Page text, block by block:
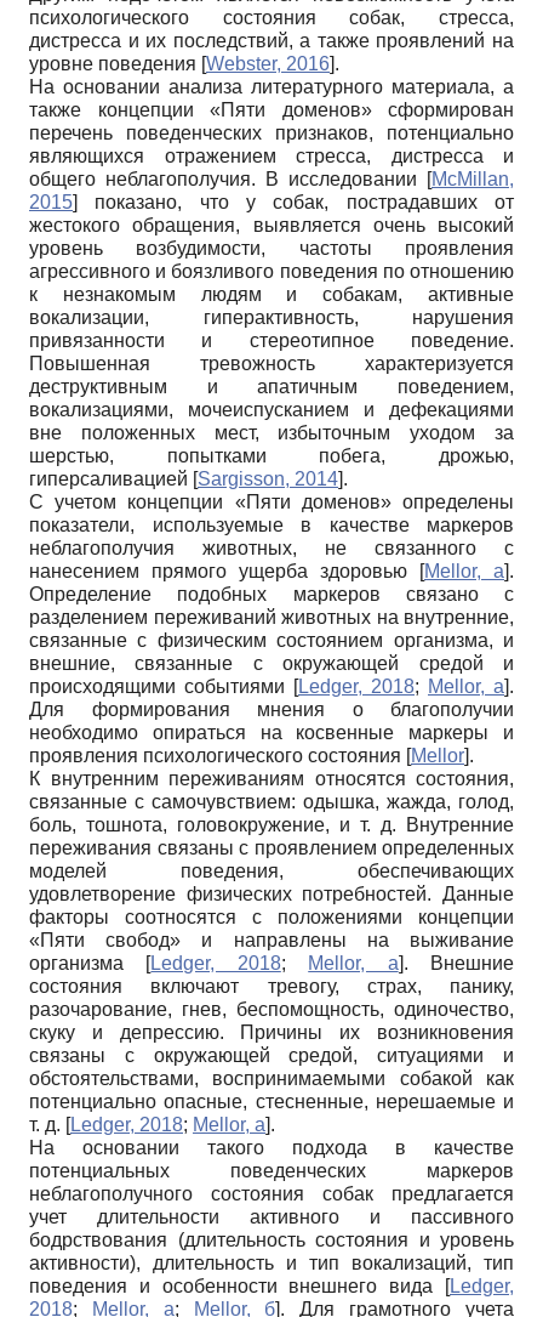
психологического состояния собак, стресса,
дистресса и их последствий, а также проявлений на
уровне поведения [Webster, 2016].
На основании анализа литературного материала, а
также концепции «Пяти доменов» сформирован
перечень поведенческих признаков, потенциально
являющихся отражением стресса, дистресса и
общего неблагополучия. В исследовании
[McMillan,
2015]
показано, что у собак, пострадавших от
жестокого обращения, выявляется очень высокий
уровень возбудимости, частоты проявления
агрессивного и боязливого поведения по отношению
к незнакомым людям и собакам, активные
вокализации, гиперактивность, нарушения
привязанности и стереотипное поведение.
Повышенная тревожность характеризуется
деструктивным и апатичным поведением,
вокализациями, мочеиспусканием и дефекациями
вне положенных мест, избыточным уходом за
шерстью, попытками побега, дрожью,
гиперсаливацией [Sargisson, 2014].
С учетом концепции «Пяти доменов» определены
показатели, используемые в качестве маркеров
неблагополучия животных, не связанного с
нанесением прямого ущерба здоровью
[Mellor, а].
Определение подобных маркеров связано с
разделением переживаний животных на внутренние,
связанные с физическим состоянием организма, и
внешние, связанные с окружающей средой и
происходящими событиями [Ledger, 2018; Mellor, а].
Для формирования мнения о благополучии
необходимо опираться на косвенные маркеры и
проявления психологического состояния [Mellor].
К внутренним переживаниям относятся состояния,
связанные с самочувствием: одышка, жажда, голод,
боль, тошнота, головокружение, и т. д. Внутренние
переживания связаны с проявлением определенных
моделей поведения, обеспечивающих
удовлетворение физических потребностей. Данные
факторы соотносятся с положениями концепции
«Пяти свобод» и направлены на выживание
организма [Ledger, 2018; Mellor, а]. Внешние
состояния включают тревогу, страх, панику,
разочарование, гнев, беспомощность, одиночество,
скуку и депрессию. Причины их возникновения
связаны с окружающей средой, ситуациями и
обстоятельствами, воспринимаемыми собакой как
потенциально опасные, стесненные, нерешаемые и
т. д. [Ledger, 2018; Mellor, а].
На основании такого подхода в качестве
потенциальных поведенческих маркеров
неблагополучного состояния собак предлагается
учет длительности активного и пассивного
бодрствования (длительность состояния и уровень
активности), длительность и тип вокализаций, тип
поведения и особенности внешнего вида
[Ledger,
2018; Mellor, а; Mellor, б]. Для грамотного учета